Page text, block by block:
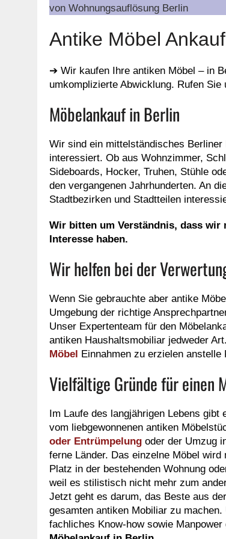
von Wohnungsauflösung Berlin
Antike Möbel
➔ Wir kaufen Ihre antiken Möbel – in
umkomplizierte Abwicklung. Rufen Sie
Möbelankauf in Berlin
Wir sind ein mittelständisches Berliner
interessiert. Ob aus Wohnzimmer,
Sideboards, Hocker, Truhen, Stühle
den vergangenen Jahrhunderten. An
Stadtbezirken und Stadtteilen
Wir bitten um Verständnis, dass wir
Interesse haben.
Wir helfen bei der
Wenn Sie gebrauchte aber antike
Umgebung der richtige
Unser Expertenteam für den
antiken Haushaltsmobiliar jedweder
Möbel Einnahmen zu erzielen
Vielfältige Gründe für einen
Im Laufe des langjährigen Lebens gibt
vom liebgewonnenen antiken
oder Entrümpelung oder der Umzug
ferne Länder. Das einzelne Möbel
Platz in der bestehenden Wohnung
weil es stilistisch nicht mehr zum
Jetzt geht es darum, das Beste aus
gesamten antiken Mobiliar zu
fachliches Know-how sowie